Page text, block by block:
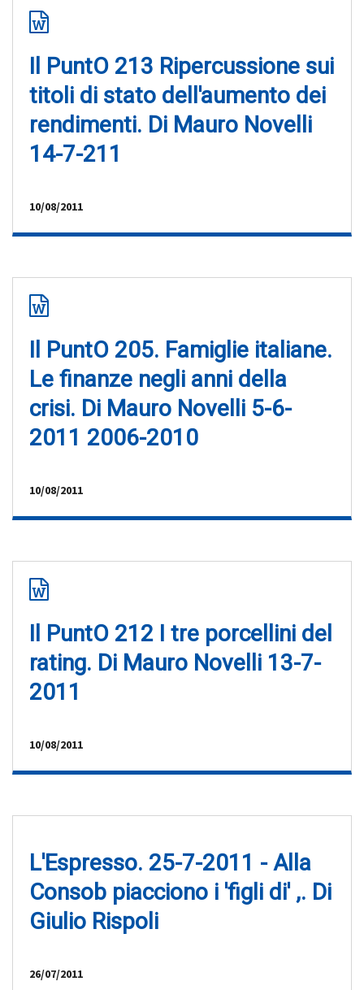
Il PuntO 213 Ripercussione sui
titoli di stato dell'aumento dei
rendimenti. Di Mauro Novelli
14-7-211
10/08/2011
Il PuntO 205. Famiglie italiane.
Le finanze negli anni della
crisi. Di Mauro Novelli 5-6-
2011 2006-2010
10/08/2011
Il PuntO 212 I tre porcellini del
rating. Di Mauro Novelli 13-7-
2011
10/08/2011
L'Espresso. 25-7-2011 - Alla
Consob piacciono i 'figli di' ,. Di
Giulio Rispoli
26/07/2011